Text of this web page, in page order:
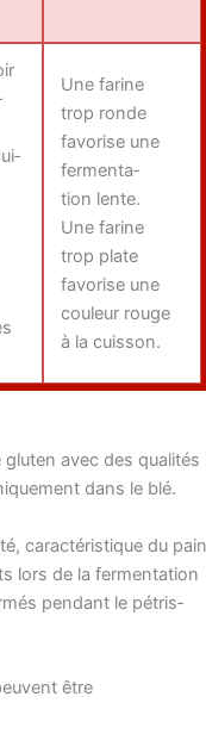
Une farine
trop ronde
favo­rise une
fer­men­ta­
tion lente.
Une farine
trop plate
favo­rise une
cou­leur rouge
à la cuisson.
avec des qua­li­tés
dans le blé.
carac­té­ris­tique du pain
lors de la fer­men­ta­tion
pen­dant le pétris­
être